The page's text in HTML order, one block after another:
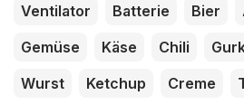
Ventilator
Batterie Bier
Gemüse
Käse Chili
Wurst
Ketchup Creme